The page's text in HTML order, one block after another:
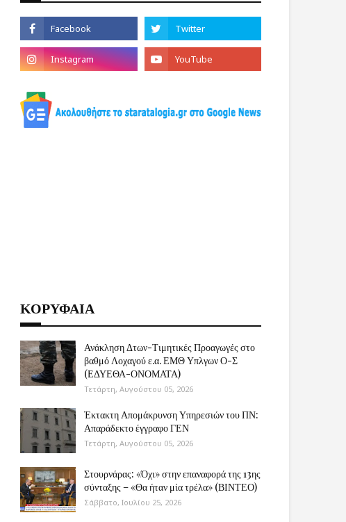
ΚΟΡΥΦΑΙΑ
Ανάκληση Δτων-Τιμητικές Προαγωγές στο
βαθμό Λοχαγού ε.α. ΕΜΘ Υπλγων Ο-Σ
(ΕΔΥΕΘΑ-ΟΝΟΜΑΤΑ)
Τετάρτη, Αυγούστου 05, 2026
Έκτακτη Απομάκρυνση Υπηρεσιών του ΠΝ:
Απαράδεκτο έγγραφο ΓΕΝ
Τετάρτη, Αυγούστου 05, 2026
Στουρνάρας: «Όχι» στην επαναφορά της 13ης
σύνταξης – «Θα ήταν μία τρέλα» (ΒΙΝΤΕΟ)
Σάββατο, Ιουλίου 25, 2026